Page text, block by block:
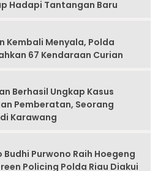
Hadapi Tantangan Baru
Kembali Menyala, Polda
67 Kendaraan Curian
Berhasil Ungkap Kasus
Pemberatan, Seorang
Karawang
Budhi Purwono Raih Hoegeng
Policing Polda Riau Diakui